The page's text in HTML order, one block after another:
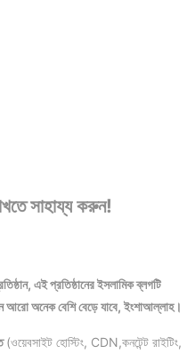
সাহায্য করুন!
এই প্রতিষ্ঠানের ইসলামিক ব্লগটি
আরো অনেক বেশি বেড়ে যাবে, ইংশাআল্লাহ।
(ওয়েবসাইট হোস্টিং, CDN,কনটেন্ট রাইটিং,